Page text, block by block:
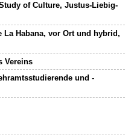
of Culture, Justus-Liebig-
Habana, vor Ort und hybrid,
Vereins
und -